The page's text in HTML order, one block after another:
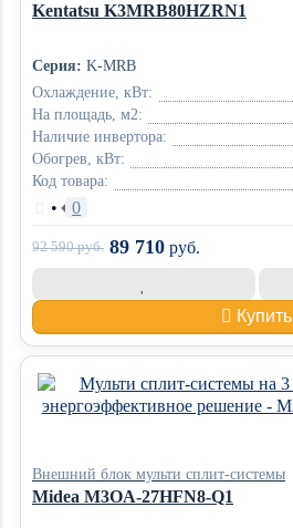
Kentatsu K3MRB80HZRN1
Серия: K-MRB
Охлаждение, кВт:
На площадь, м2:
Наличие инвертора:
Обогрев, кВт:
Код товара:
• 0
92 590руб. 89 710 руб.
Купить
Внешний блок мульти сплит-системы
Midea M3OA-27HFN8-Q1